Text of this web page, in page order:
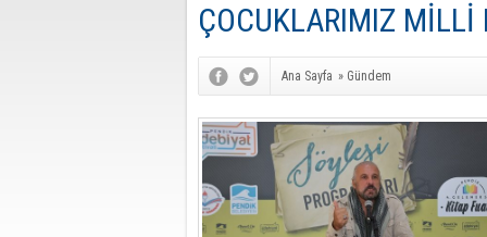
ÇOCUKLARIMIZ MİLLİ
Ana Sayfa » Gündem